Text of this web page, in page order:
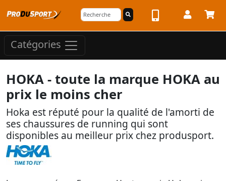
Catégories
HOKA - toute la marque HOKA au
prix le moins cher
Hoka est réputé pour la qualité de l'amorti de
ses chaussures de running qui sont
disponibles au meilleur prix chez produsport.